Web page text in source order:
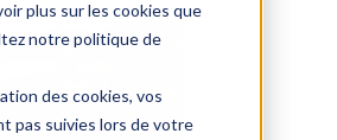
plus sur les cookies que
notre politique de
des cookies, vos
pas suivies lors de votre